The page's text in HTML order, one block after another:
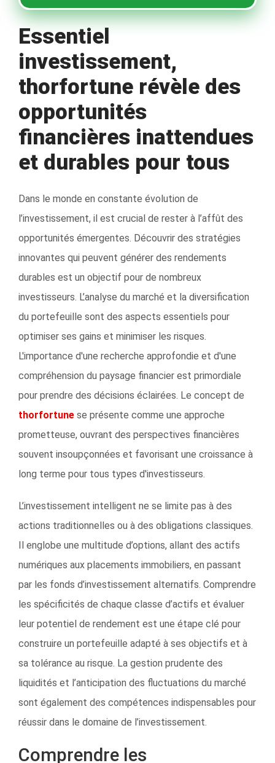
Essentiel
investissement,
thorfortune révèle des
opportunités
financières inattendues
et durables pour tous
Dans le monde en constante évolution de
l’investissement, il est crucial de rester à l’affût des
opportunités émergentes. Découvrir des stratégies
innovantes qui peuvent générer des rendements
durables est un objectif pour de nombreux
investisseurs. L’analyse du marché et la diversification
du portefeuille sont des aspects essentiels pour
optimiser ses gains et minimiser les risques.
L'importance d'une recherche approfondie et d'une
compréhension du paysage financier est primordiale
pour prendre des décisions éclairées. Le concept de
thorfortune se présente comme une approche
prometteuse, ouvrant des perspectives financières
souvent insoupçonnées et favorisant une croissance à
long terme pour tous types d'investisseurs.
L’investissement intelligent ne se limite pas à des
actions traditionnelles ou à des obligations classiques.
Il englobe une multitude d’options, allant des actifs
numériques aux placements immobiliers, en passant
par les fonds d’investissement alternatifs. Comprendre
les spécificités de chaque classe d’actifs et évaluer
leur potentiel de rendement est une étape clé pour
construire un portefeuille adapté à ses objectifs et à
sa tolérance au risque. La gestion prudente des
liquidités et l’anticipation des fluctuations du marché
sont également des compétences indispensables pour
réussir dans le domaine de l’investissement.
Comprendre les